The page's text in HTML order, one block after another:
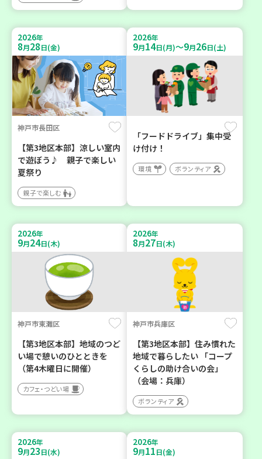
2026年
8月28日(金)
神戸市長田区
【第3地区本部】涼しい室内
で遊ぼう♪ 親子で楽しい
夏祭り
親子で楽しむ
2026年
9月14日(月)～9月26日(土)
「フードドライブ」集中受
け付け！
環境 ボランティア
2026年
9月24日(木)
神戸市東灘区
【第3地区本部】地域のつど
い場で憩いのひとときを
（第4木曜日に開催）
カフェ・つどい場
2026年
8月27日(木)
神戸市兵庫区
【第3地区本部】住み慣れた
地域で暮らしたい 「コープ
くらしの助け合いの会」
（会場：兵庫）
ボランティア
2026年
9月23日(水)
2026年
9月11日(金)